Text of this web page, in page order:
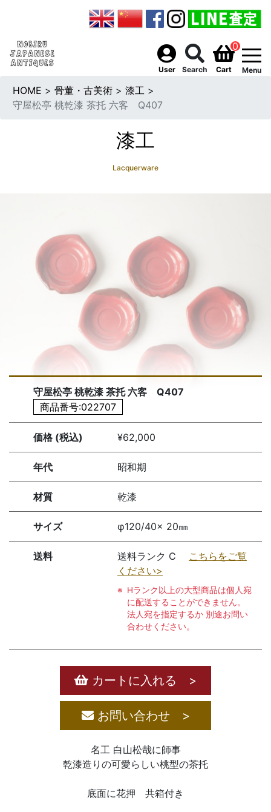
User Search
0
Cart Menu
HOME > 骨董・古美術 > 漆工 >
守屋松亭 桃乾漆 茶托 六客 Q407
漆工
Lacquerware
守屋松亭 桃乾漆 茶托 六客 Q407
商品番号:022707
価格 (税込) ¥62,000
年代 昭和期
材質 乾漆
サイズ φ120/40× 20㎜
送料 送料ランク C こちらをご覧
ください>
Hランク以上の大型商品は個人宛
に配送することができません。
法人宛を指定するか 別途お問い
合わせください。
カートに入れる >
お問い合わせ >
名工 白山松哉に師事
乾漆造りの可愛らしい桃型の茶托
底面に花押 共箱付き